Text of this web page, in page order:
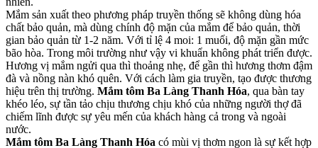
Mắm sản xuất theo phương pháp truyền thống sẽ không dùng hóa
chất bảo quản, mà dùng chính độ mặn của mắm để bảo quản, thời
gian bảo quản từ 1-2 năm. Với tỉ lệ 4 moi: 1 muối, độ mặn gần mức
bão hòa. Trong môi trường như vậy vi khuẩn không phát triển được.
Hương vị mắm ngửi qua thì thoảng nhẹ, để gần thì hương thơm đậm
đà và nồng nàn khó quên. Với cách làm gia truyền, tạo được thương
hiệu trên thị trường. Mắm tôm Ba Làng Thanh Hóa, qua bàn tay
khéo léo, sự tần tảo chịu thương chịu khó của những người thợ đã
chiếm lĩnh được sự yêu mến của khách hàng cả trong và ngoài
nước.
Mắm tôm Ba Làng Thanh Hóa có mùi vị thơm ngon là sự kết hợp